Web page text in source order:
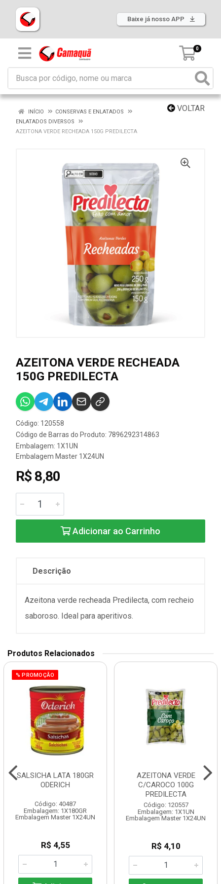
Baixe já nosso APP
0
VOLTAR
INÍCIO
CONSERVAS E ENLATADOS
ENLATADOS DIVERSOS
AZEITONA VERDE RECHEADA 150G PREDILECTA
AZEITONA VERDE RECHEADA
150G PREDILECTA
Código: 120558
Código de Barras do Produto: 7896292314863
Embalagem: 1X1UN
Embalagem Master 1X24UN
R$ 8,80
Adicionar ao Carrinho
Descrição
Azeitona verde recheada Predilecta, com recheio
saboroso. Ideal para aperitivos.
Produtos Relacionados
% PROMOÇÃO
SALSICHA LATA 180GR
ODERICH
Código: 40487
Embalagem: 1X180GR
Embalagem Master 1X24UN
R$ 4,55
AZEITONA VERDE
C/CAROCO 100G
PREDILECTA
Código: 120557
Embalagem: 1X1UN
Embalagem Master 1X24UN
R$ 4,10